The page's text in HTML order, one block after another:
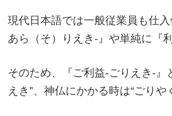
現代日本語では一般従業員も仕
あら（そ）りえき-』や単純に『
そのため、『ご利益-ごりえき-』
えき”、神仏にかかる時は“ごりや